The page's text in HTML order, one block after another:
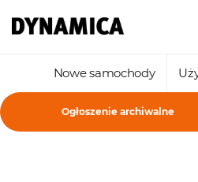
Nowe samochody
Ogłoszenie archiwalne